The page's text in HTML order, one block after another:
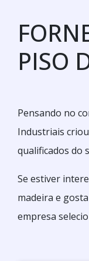
PISO
Pensando no
Industriais
qualificados do
Se estiver
madeira e
empresa